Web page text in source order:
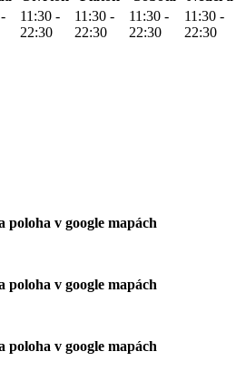
-
11:30 -
22:30
11:30 -
22:30
11:30 -
22:30
11:30 -
22:30
poloha v google mapách
poloha v google mapách
poloha v google mapách